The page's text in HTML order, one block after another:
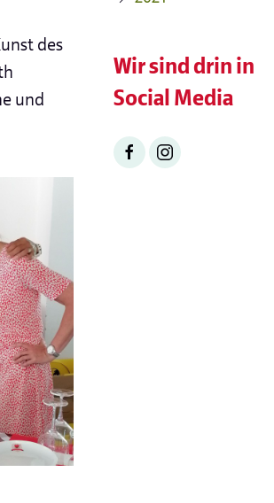
des
und
Wir sind drin in
Social Media